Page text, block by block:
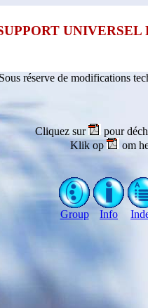
Sous réserve de modifications
Cliquez sur
pour
Klik op
om
Group Info